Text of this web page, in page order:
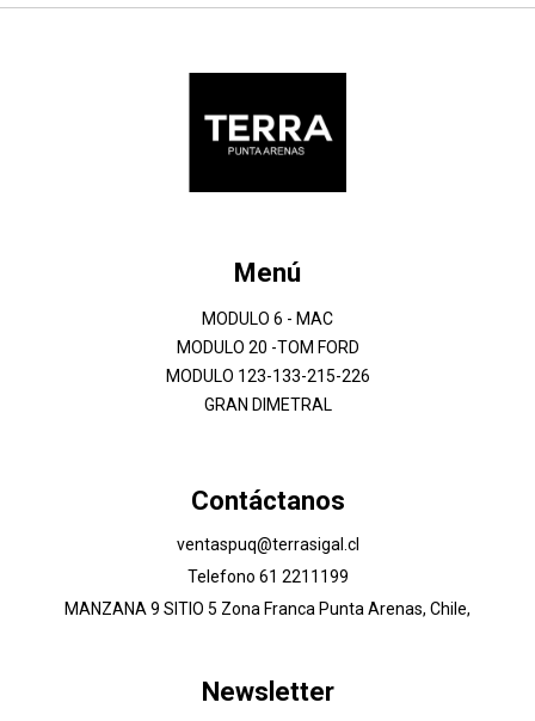
Menú
MODULO 6 - MAC
MODULO 20 -TOM FORD
MODULO 123-133-215-226
GRAN DIMETRAL
Contáctanos
ventaspuq@terrasigal.cl
Telefono 61 2211199
MANZANA 9 SITIO 5 Zona Franca Punta Arenas, Chile,
Newsletter